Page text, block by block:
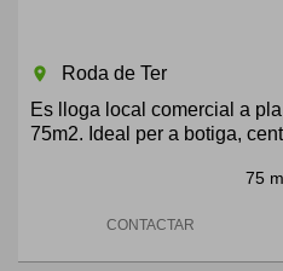
room
Roda de Ter
Es lloga local comercial a
75m2. Ideal per a botiga,
75 m
CONTACTAR